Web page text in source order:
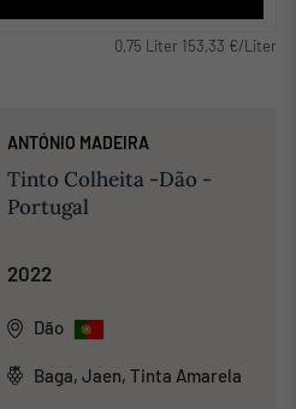
0,75 Liter 153,33 €/Liter
ANTÓNIO MADEIRA
Tinto Colheita -Dão -
Portugal
2022
Dão
Baga, Jaen, Tinta Amarela